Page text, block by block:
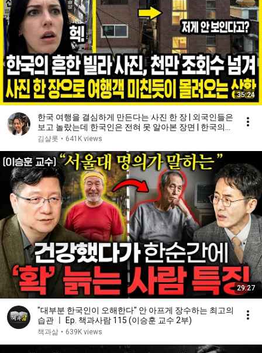
35:24
한국 여행을 결심하게 만든다는 사진 한 장 | 외국인들은
보고 놀랐는데 한국인은 전혀 못 알아본 장면 | 한국의
특징과 외국인들의 반응
김샬롯 • 641K views
29:27
"대부분 한국인이 오해한다" 안 아프게 장수하는 최고의
습관 ㅣ Ep. 책과사람 115 (이승훈 교수 2부)
책과삶 • 639K views